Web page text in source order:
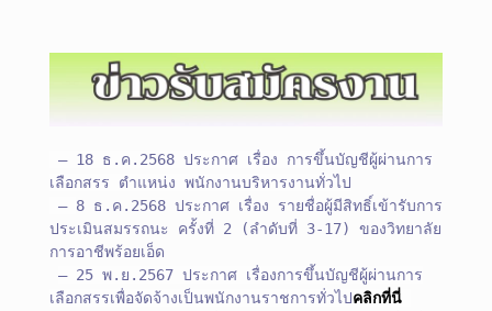
– 18 ธ.ค.2568 ประกาศ เรื่อง การขึ้นบัญชีผู้ผ่านการ
เลือกสรร ตำแหน่ง พนักงานบริหารงานทั่วไป
– 8 ธ.ค.2568 ประกาศ เรื่อง รายชื่อผู้มีสิทธิ์เข้ารับการ
ประเมินสมรรถนะ ครั้งที่ 2 (ลำดับที่ 3-17) ของวิทยาลัย
การอาชีพร้อยเอ็ด
– 25 พ.ย.2567 ประกาศ เรื่องการขึ้นบัญชีผู้ผ่านการ
เลือกสรรเพื่อจัดจ้างเป็นพนักงานราชการทั่วไปคลิกที่นี่